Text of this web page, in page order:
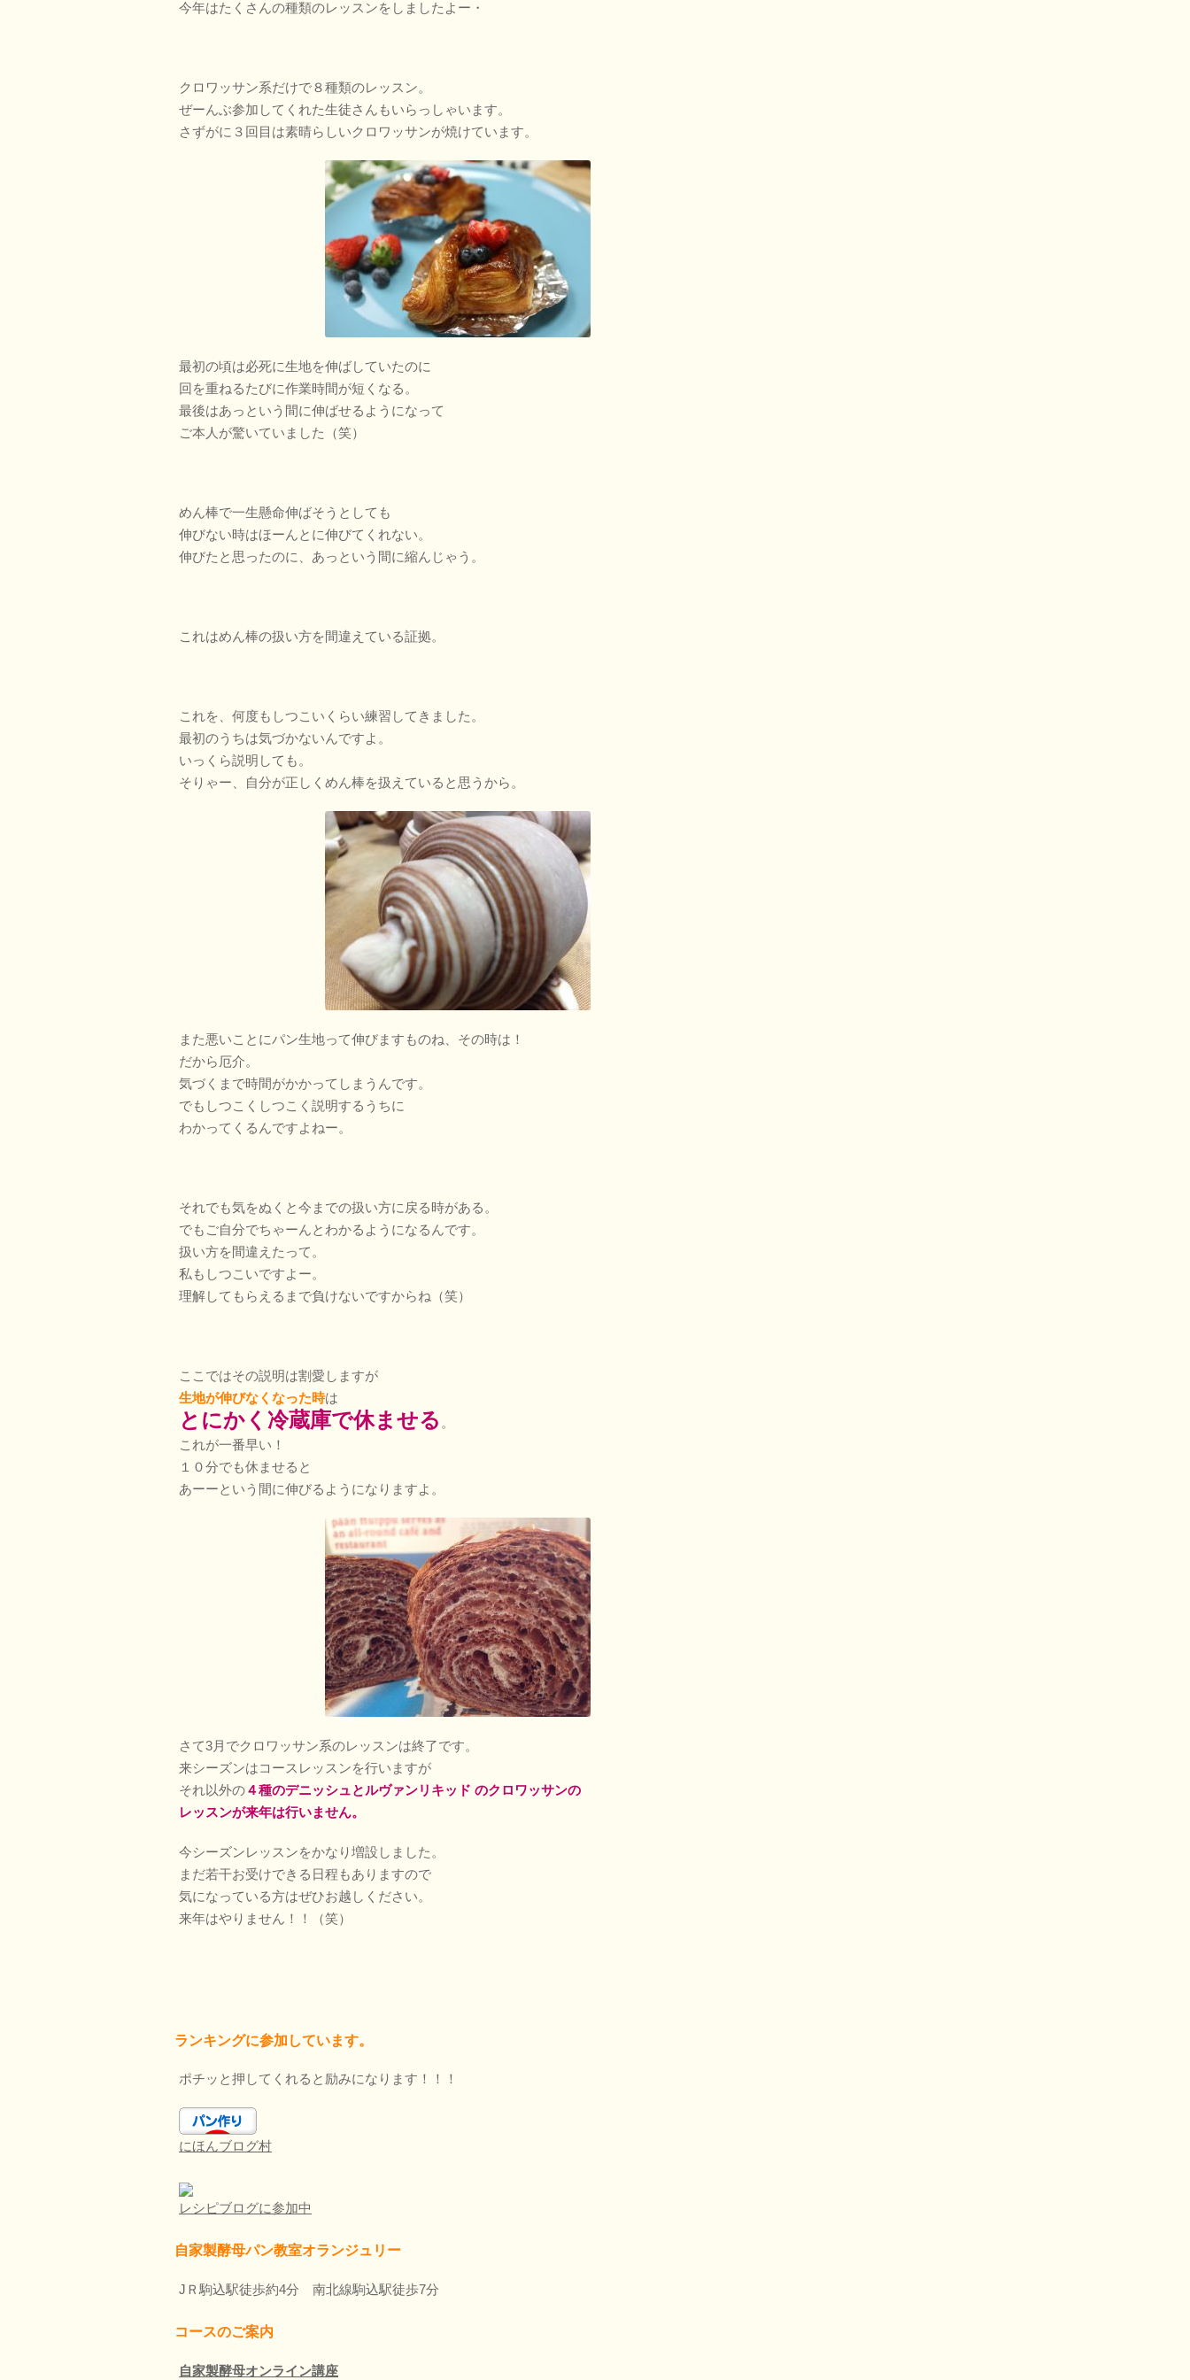
今年はたくさんの種類のレッスンをしましたよー・
クロワッサン系だけで８種類のレッスン。
ぜーんぶ参加してくれた生徒さんもいらっしゃいます。
さずがに３回目は素晴らしいクロワッサンが焼けています。
最初の頃は必死に生地を伸ばしていたのに
回を重ねるたびに作業時間が短くなる。
最後はあっという間に伸ばせるようになって
ご本人が驚いていました（笑）
めん棒で一生懸命伸ばそうとしても
伸びない時はほーんとに伸びてくれない。
伸びたと思ったのに、あっという間に縮んじゃう。
これはめん棒の扱い方を間違えている証拠。
これを、何度もしつこいくらい練習してきました。
最初のうちは気づかないんですよ。
いっくら説明しても。
そりゃー、自分が正しくめん棒を扱えていると思うから。
また悪いことにパン生地って伸びますものね、その時は！
だから厄介。
気づくまで時間がかかってしまうんです。
でもしつこくしつこく説明するうちに
わかってくるんですよねー。
それでも気をぬくと今までの扱い方に戻る時がある。
でもご自分でちゃーんとわかるようになるんです。
扱い方を間違えたって。
私もしつこいですよー。
理解してもらえるまで負けないですからね（笑）
ここではその説明は割愛しますが
生地が伸びなくなった時は
とにかく冷蔵庫で休ませる 。
これが一番早い！
１０分でも休ませると
あーーという間に伸びるようになりますよ。
さて3月でクロワッサン系のレッスンは終了です。
来シーズンはコースレッスンを行いますが
それ以外の４種のデニッシュとルヴァンリキッド のクロワッサンの
レッスンが来年は行いません。
今シーズンレッスンをかなり増設しました。
まだ若干お受けできる日程もありますので
気になっている方はぜひお越しください。
来年はやりません！！（笑）
ランキングに参加しています。
ポチッと押してくれると励みになります！！！
にほんブログ村
レシピブログに参加中
自家製酵母パン教室オランジュリー
JＲ駒込駅徒歩約4分 南北線駒込駅徒歩7分
コースのご案内
自家製酵母オンライン講座